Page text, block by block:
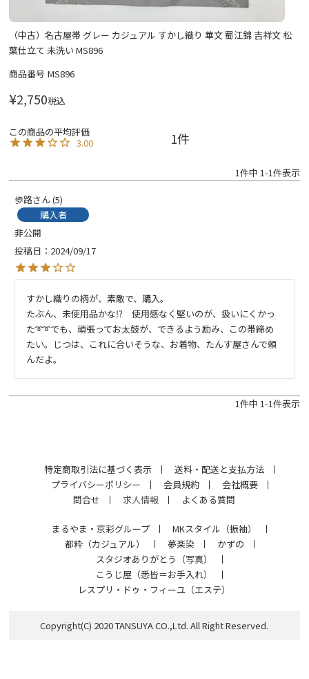
（中古）名古屋帯 グレー カジュアル すかし織り 華文 蜀江錦 吉祥文 松
葉仕立て 未洗い MS896
商品番号 MS896
¥2,750税込
3.00 1
1件中 1-1件表示
歩路
5
購入者
非公開
投稿日
2024/09/17
すかし織りの柄が、素敵で、購入。
たぶん、未使用品かな⁉️　使用感なく堅いのが、扱いにくかっ
た➰➰でも、頑張ってお太鼓が、できるよう励み、この帯締め
たい。じつは、これに合いそうな、お着物、たんす屋さんで頼
んだよ。
1件中 1-1件表示
特定商取引法に基づく表示
送料・配送と支払方法
プライバシーポリシー
会員規約
会社概要
問合せ
求人情報 よくある質問
まるやま・京彩グループ
MKスタイル（振袖）
都粋（カジュアル）
夢楽染
かずの
スタジオありがとう（写真）
こうじ屋（悉皆＝お手入れ）
レスプリ・ドゥ・フィーユ（エステ）
Copyright(C) 2020 TANSUYA CO.,Ltd. All Right Reserved.